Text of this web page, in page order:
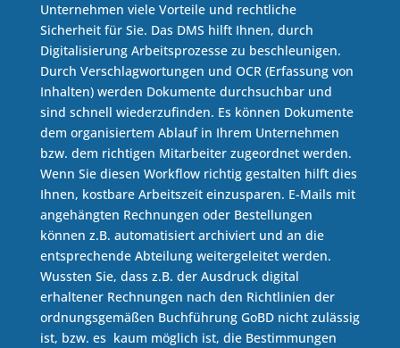
Unternehmen viele Vorteile und rechtliche
Sicherheit für Sie. Das DMS hilft Ihnen, durch
Digitalisierung Arbeitsprozesse zu beschleunigen.
Durch Verschlagwortungen und OCR (Erfassung von
Inhalten) werden Dokumente durchsuchbar und
sind schnell wiederzufinden. Es können Dokumente
dem organisiertem Ablauf in Ihrem Unternehmen
bzw. dem richtigen Mitarbeiter zugeordnet werden.
Wenn Sie diesen Workflow richtig gestalten hilft dies
Ihnen, kostbare Arbeitszeit einzusparen. E-Mails mit
angehängten Rechnungen oder Bestellungen
können z.B. automatisiert archiviert und an die
entsprechende Abteilung weitergeleitet werden.
Wussten Sie, dass z.B. der Ausdruck digital
erhaltener Rechnungen nach den Richtlinien der
ordnungsgemäßen Buchführung GoBD nicht zulässig
ist, bzw. es kaum möglich ist, die Bestimmungen